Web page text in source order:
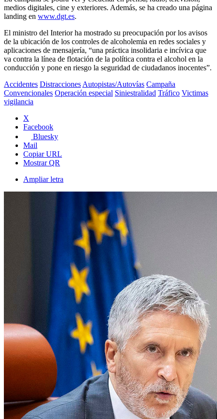
medios digitales, cine y exteriores. Además, se ha creado una página
landing en www.dgt.es.
El ministro del Interior ha mostrado su preocupación por los avisos
de la ubicación de los controles de alcoholemia en redes sociales y
aplicaciones de mensajería, “una práctica insolidaria e incívica que
va contra la línea de flotación de la política contra el alcohol en la
conducción y pone en riesgo la seguridad de ciudadanos inocentes”.
Accidentes Distracciones Autopistas/Autovías Campaña
Convencionales Operación especial Siniestralidad Tráfico Victimas
vigilancia
X
Facebook
Bluesky
Mail
Copiar URL
Mostrar QR
Ampliar letra